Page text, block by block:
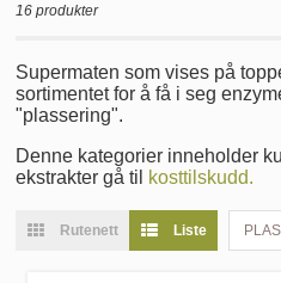
16 produkter
Supermaten som vises på
sortimentet for å få i seg
"plassering".
Denne kategorier inneholder
ekstrakter gå til
kosttilskudd.
Rutenett Liste